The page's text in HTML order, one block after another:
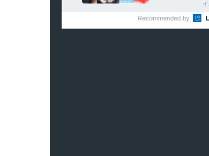
Recommended by